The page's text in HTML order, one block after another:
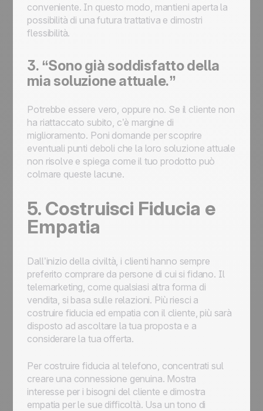
conveniente. In questo modo, mantieni aperta la
possibilità di una futura trattativa e dimostri
flessibilità.
3. “Sono già soddisfatto della
mia soluzione attuale.”
Potrebbe essere vero, oppure no. Se il cliente non
ha riattaccato subito, c’è margine di
miglioramento. Poni domande per scoprire
eventuali punti deboli che la loro soluzione attuale
non risolve e spiega come il tuo prodotto può
colmare queste lacune.
5. Costruisci Fiducia e
Empatia
Dall’inizio della civiltà, i clienti hanno sempre
preferito comprare da persone di cui si fidano. Il
telemarketing, come qualsiasi altra forma di
vendita, si basa sulle relazioni. Più riesci a
costruire fiducia ed empatia con il cliente, più sarà
disposto ad ascoltare la tua proposta e a
considerare la tua offerta.
Per costruire fiducia al telefono, concentrati sul
creare una connessione genuina. Mostra
interesse per i bisogni del cliente e dimostra
empatia per le sue difficoltà. Usa un tono di